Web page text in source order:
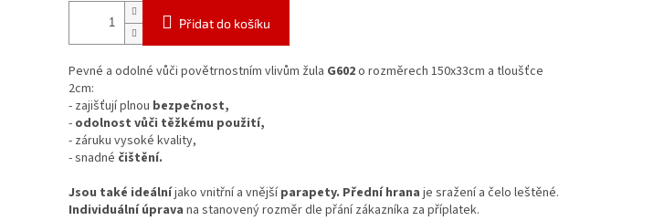
Přidat do košíku
Pevné a odolné vůči povětrnostním vlivům žula G602o rozměrech 150x33cm a tloušťce
2cm:
- zajišťují plnou bezpečnost,
- odolnost vůči těžkému použití,
- záruku vysoké kvality,
- snadné čištění.
Jsou také ideálníjako vnitřní a vnějšíparapety. Přední hrana je sražení a čelo leštěné.
Individuální úprava na stanovený rozměr dle přání zákazníka za příplatek.